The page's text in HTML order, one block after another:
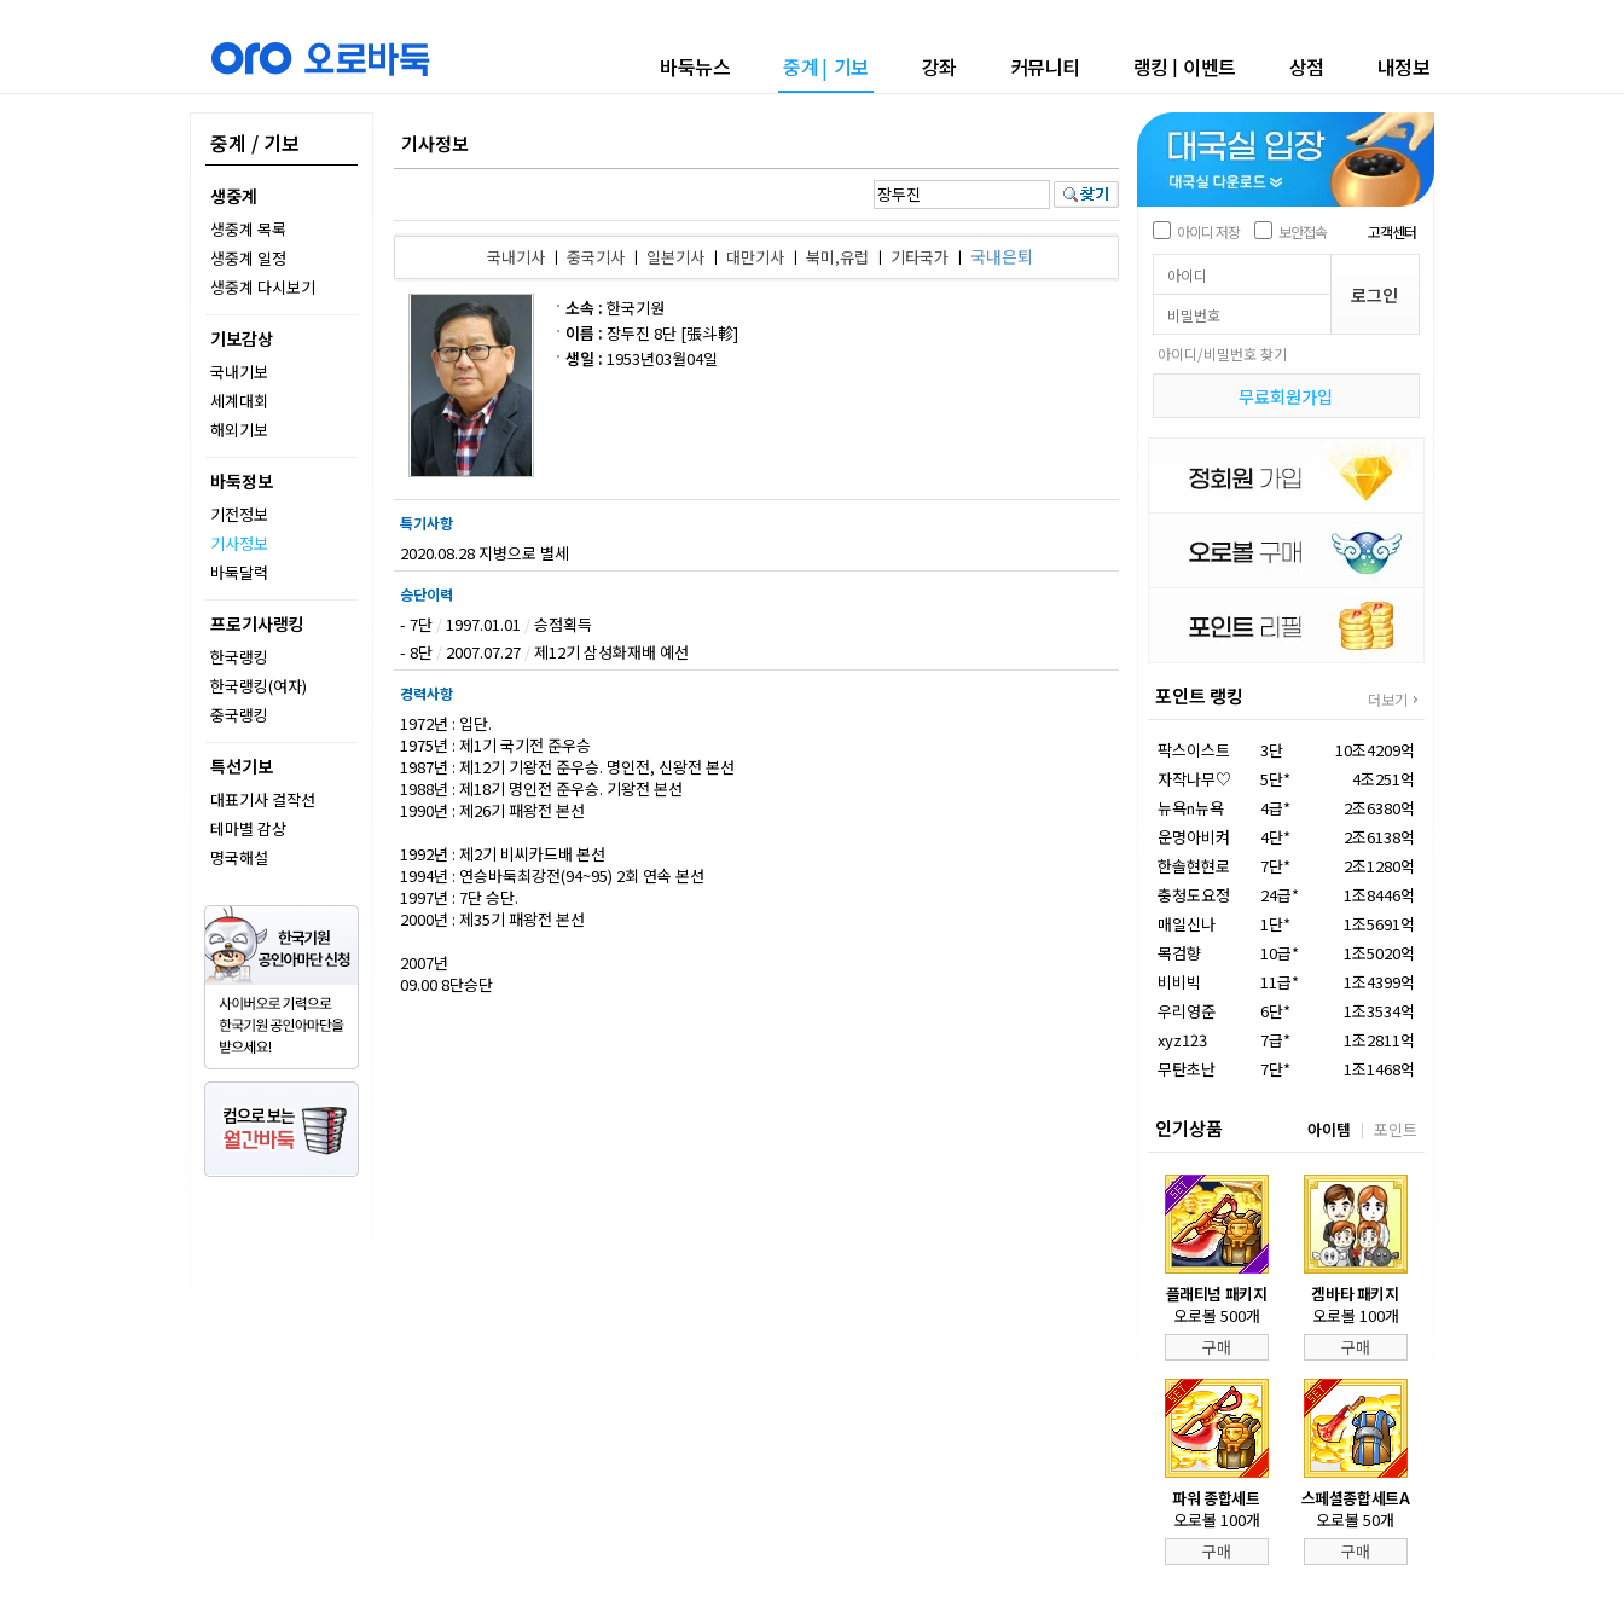
바둑뉴스 중계 | 기보 강좌 커뮤니티 랭킹 | 이벤트 상점 내정보
중계 / 기보
생중계
생중계 목록
생중계 일정
생중계 다시보기
기보감상
국내기보
세계대회
해외기보
바둑정보
기전정보
기사정보
바둑달력
프로기사랭킹
한국랭킹
한국랭킹(여자)
중국랭킹
특선기보
대표기사 걸작선
테마별 감상
명국해설
기사정보
국내기사ㅣ 중국기사ㅣ 일본기사ㅣ 대만기사ㅣ 북미,유럽 ㅣ 기타국가ㅣ 국내은퇴
소속 : 한국기원
이름 : 장두진 8단 [張斗軫]
생일 : 1953년03월04일
특기사항
2020.08.28 지병으로 별세
승단이력
- 7단 /1997.01.01 /승점획득
- 8단 / 2007.07.27 /제12기 삼성화재배 예선
경력사항
1972년 : 입단.
1975년 : 제1기 국기전 준우승
1987년 : 제12기 기왕전 준우승. 명인전, 신왕전 본선
1988년 : 제18기 명인전 준우승. 기왕전 본선
1990년 : 제26기 패왕전 본선
1992년 : 제2기 비씨카드배 본선
1994년 : 연승바둑최강전(94~95) 2회 연속 본선
1997년 : 7단 승단.
2000년 : 제35기 패왕전 본선
2007년
09.00 8단승단
아이디 저장 보안접속 고객센터
아이디/비밀번호 찾기
무료회원가입
포인트 랭킹 더보기
팍스이스트 3단
10조4209억
자작나무♡
5단*
4조251억
뉴욕n뉴욕
4급*
2조6380억
운명아비켜
4단*
2조6138억
한솔현현로
7단*
2조1280억
충청도요정
24급*
1조8446억
매일신나
1단*
1조5691억
목검향
10급*
1조5020억
비비빅
11급*
1조4399억
우리영준
6단*
1조3534억
xyz123
7급*
1조2811억
무탄초난
7단* 1조1468억
인기상품 아이템 포인트
플래티넘 패키지
오로볼 500개
구매
겜바타 패키지
오로볼 100개
구매
파워 종합세트
오로볼 100개
구매
스페셜종합세트A
오로볼 50개
구매